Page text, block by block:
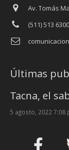
Av. Tomás
(511) 513 6300
Últimas
Tacna, el
5 agosto, 2022 7:08